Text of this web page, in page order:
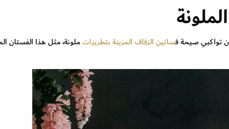
تواكبي صيحة فساتين الزفاف المزينة بتطريزاتملونة، مثل هذا الفستان